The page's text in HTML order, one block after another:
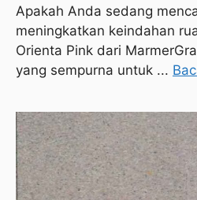
Apakah Anda sedang
meningkatkan keindahan
Orienta Pink dari
yang sempurna untuk ...